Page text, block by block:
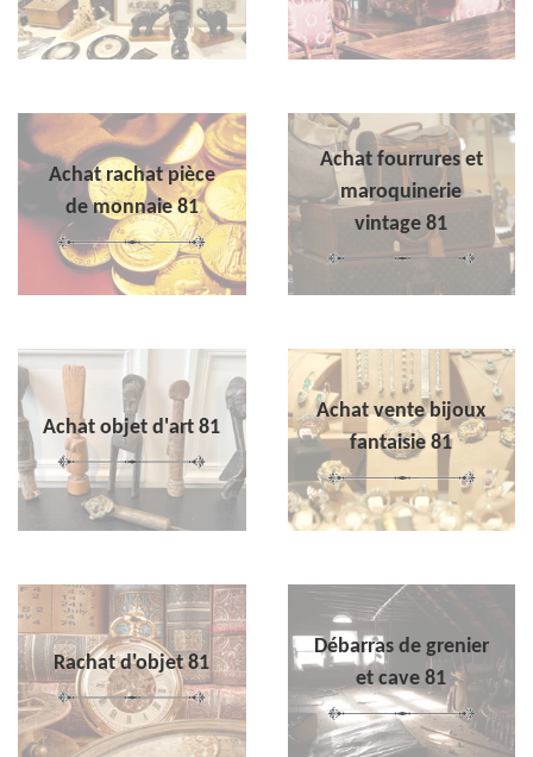
Achat rachat pièce
de monnaie 81
Achat fourrures et
maroquinerie
vintage 81
Achat objet d'art 81
Achat vente bijoux
fantaisie 81
Rachat d'objet 81
Débarras de grenier
et cave 81